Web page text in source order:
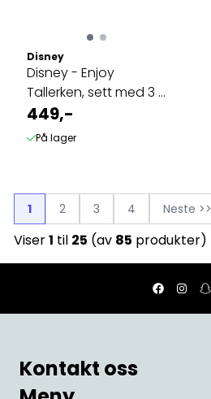
Disney
Disney - Enjoy
Tallerken, sett med 3 -
Minnie
449,-
På lager
1 2 3 4 Neste >>
Viser1 til 25 (av 85 produkter)
Kontakt oss
Nostalgia Fønix AS